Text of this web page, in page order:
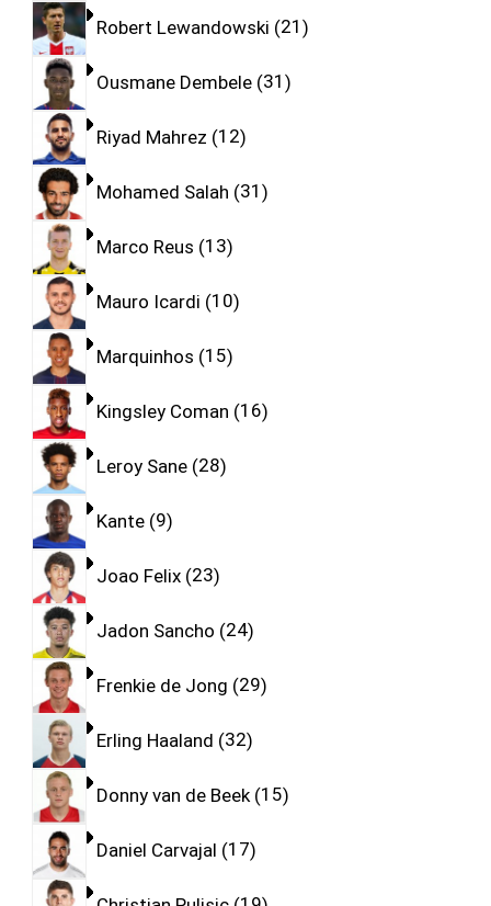
Robert Lewandowski 21
Ousmane Dembele 31
Riyad Mahrez 12
Mohamed Salah 31
Marco Reus 13
Mauro Icardi 10
Marquinhos 15
Kingsley Coman 16
Leroy Sane 28
Kante 9
Joao Felix 23
Jadon Sancho 24
Frenkie de Jong 29
Erling Haaland 32
Donny van de Beek 15
Daniel Carvajal 17